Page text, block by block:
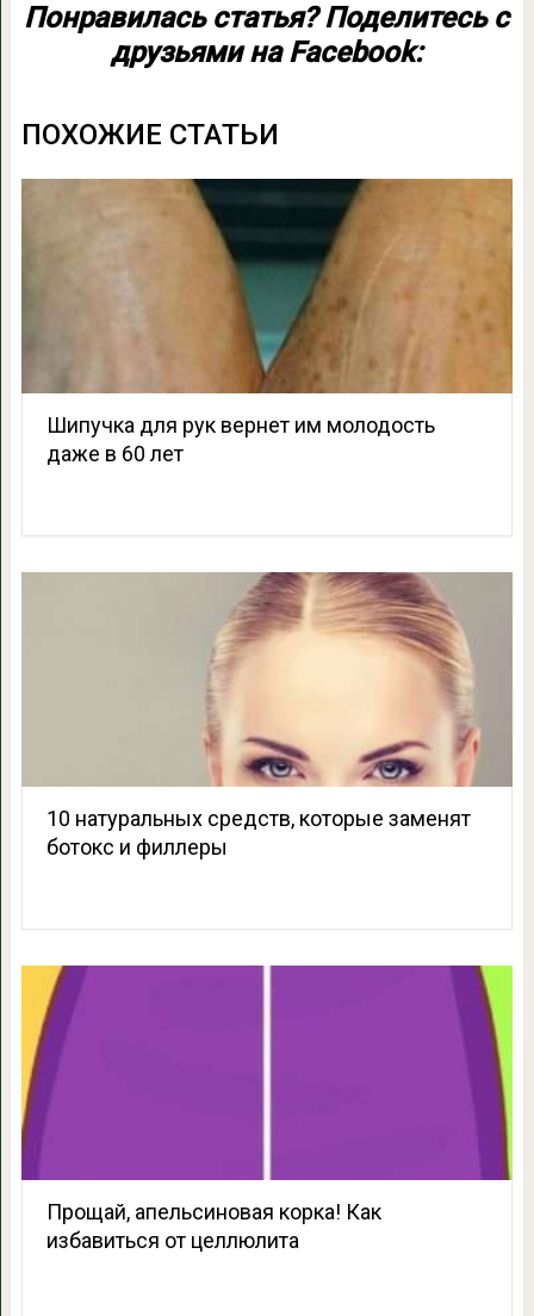
Понравилась статья? Поделитесь с
друзьями на Facebook:
ПОХОЖИЕ СТАТЬИ
Шипучка для рук вернет им молодость
даже в 60 лет
10 натуральных средств, которые заменят
ботокс и филлеры
Прощай, апельсиновая корка! Как
избавиться от целлюлита